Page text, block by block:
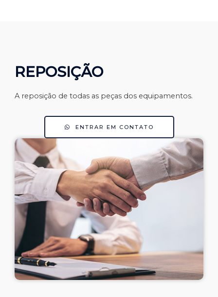
REPOSIÇÃO
A reposição de todas as peças dos equipamentos.
ENTRAR EM CONTATO